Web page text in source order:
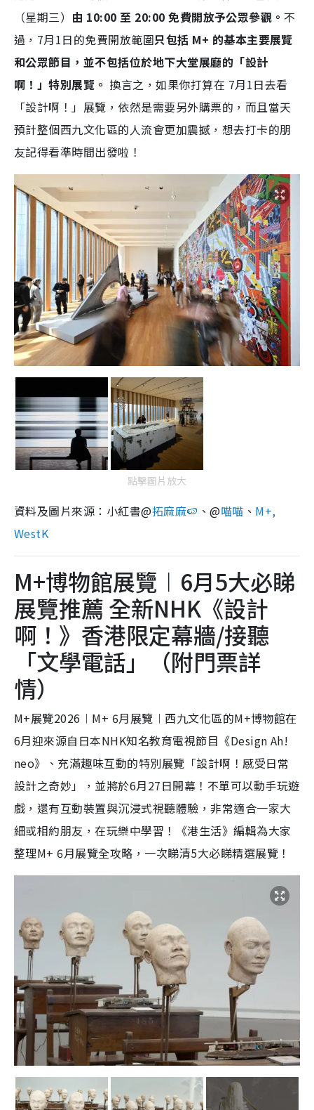
（星期三） 由 10:00 至 20:00 免費開放予公眾參觀。 不
過，7月1日的免費開放範圍只包括 M+ 的基本主要展覽
和公眾節目，並不包括位於地下大堂展廳的「設計
啊！」特別展覽。 換言之，如果你打算在 7月1日去看
「設計啊！」展覽，依然是需要另外購票的，而且當天
預計整個西九文化區的人流會更加震撼，想去打卡的朋
友記得看準時間出發啦！
點擊圖片放大
資料及圖片來源：小紅書@拓麻麻🍉 、@喵喵 、 M+,
WestK
M+博物館展覽︱6月5大必睇
展覽推薦 全新NHK《設計
啊！》香港限定幕牆/接聽
「文學電話」（附門票詳
情）
M+展覽2026︱M+ 6月展覽︱西九文化區的M+博物館在
6月迎來源自日本NHK知名教育電視節目《Design Ah!
neo》、充滿趣味互動的特別展覽「設計啊！感受日常
設計之奇妙」，並將於6月27日開幕！不單可以動手玩遊
戲，還有互動裝置與沉浸式視聽體驗，非常適合一家大
細或相約朋友，在玩樂中學習！《港生活》編輯為大家
整理M+ 6月展覽全攻略，一次睇清5大必睇精選展覽！